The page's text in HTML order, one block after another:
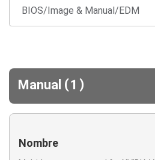
Manual (1 )
Nombre